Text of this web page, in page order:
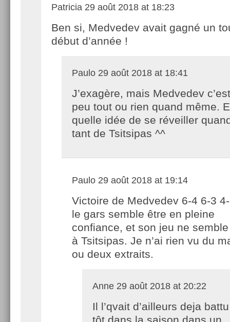
Patricia 29 août 2018 at 18:23
Ben si, Medvedev avait gagné un
début d’année !
Paulo 29 août 2018 at 18:41
J’exagère, mais Medvedev
peu tout ou rien quand même.
quelle idée de se réveiller
tant de Tsitsipas ^^
Paulo 29 août 2018 at 19:14
Victoire de Medvedev 6-4 6-3
le gars semble être en pleine
confiance, et son jeu ne
à Tsitsipas. Je n’ai rien vu du
ou deux extraits.
Anne 29 août 2018 at 20:22
Il l’qvait d’ailleurs deja
tôt dans la saison dans un